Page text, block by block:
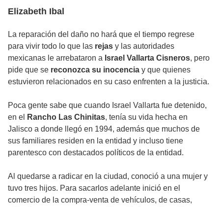
Elizabeth Ibal
La reparación del daño no hará que el tiempo regrese
para vivir todo lo que las rejas y las autoridades
mexicanas le arrebataron a Israel Vallarta Cisneros, pero
pide que se reconozca su inocencia y que quienes
estuvieron relacionados en su caso enfrenten a la justicia.
Poca gente sabe que cuando Israel Vallarta fue detenido,
en el
Rancho Las Chinitas, tenía su vida hecha en
Jalisco a donde llegó en 1994, además que muchos de
sus familiares residen en la entidad y incluso tiene
parentesco con destacados políticos de la entidad.
Al quedarse a radicar en la ciudad, conoció a una mujer y
tuvo tres hijos. Para sacarlos adelante inició en el
comercio de la compra-venta de vehículos, de casas,